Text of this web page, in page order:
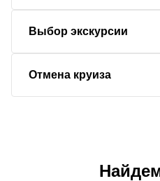
Выбор экскурсии
Отмена круиза